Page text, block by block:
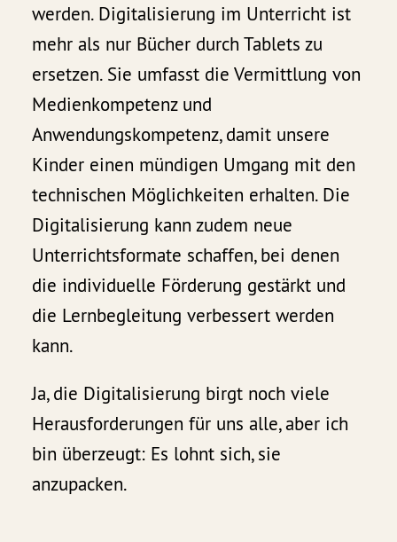
werden. Digitalisierung im Unterricht ist
mehr als nur Bücher durch Tablets zu
ersetzen. Sie umfasst die Vermittlung von
Medienkompetenz und
Anwendungskompetenz, damit unsere
Kinder einen mündigen Umgang mit den
technischen Möglichkeiten erhalten. Die
Digitalisierung kann zudem neue
Unterrichtsformate schaffen, bei denen
die individuelle Förderung gestärkt und
die Lernbegleitung verbessert werden
kann.
Ja, die Digitalisierung birgt noch viele
Herausforderungen für uns alle, aber ich
bin überzeugt: Es lohnt sich, sie
anzupacken.